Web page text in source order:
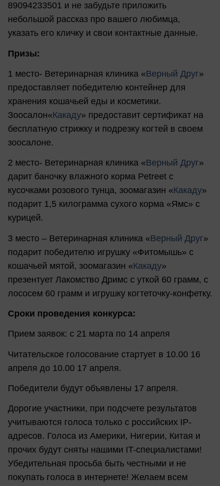
89094233501 и не забудьте приложить
небольшой рассказ про вашего любимца,
указать его кличку и свои контактные данные.
Призы:
1 место- Ветеринарная клиника «Верный Друг»
предоставляет победителю контейнер для
хранения кошачьей еды и косметики.
Зоосалон«Какаду» предоставит сертификат на
бесплатную стрижку и подрезку когтей в своем
зоосалоне.
2 место- Ветеринарная клиника «Верный Друг»
дарит баночку влажного корма Petreet с
кусочками розового тунца, зоомагазин «Какаду»
подарит 1,5 килограмма сухого корма «Ямс» с
курицей.
3 место – Ветеринарная клиника «Верный Друг»
подарит победителю игрушку «Фитомышь» с
кошачьей мятой, зоомагазин «Какаду»
презентует Лакомство Дримс с уткой 60 грамм, с
лососем 60 грамм и игрушку когтеточку-конфетку.
Сроки проведения конкурса:
Прием заявок: с 21 марта по 14 апреля
Читательское голосование стартует в 10.00 16
апреля до 10.00 17 апреля.
Победители будут объявлены 17 апреля.
Дорогие участники, при подсчете результатов
учитываются голоса только с российских IP-
адресов. Голоса из Америки, Нигерии, Китая и
прочих будут сняты нашими IT-специалистами!
Убедительная просьба быть честными и не
покупать голоса в интернете! Желаем всем